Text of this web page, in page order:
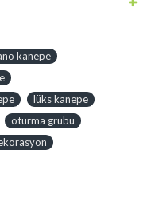
kanepe
lüks kanepe
oturma grubu